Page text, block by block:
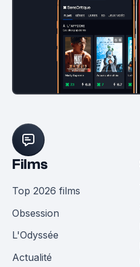
Films
Top 2026 films
Obsession
L'Odyssée
Actualité